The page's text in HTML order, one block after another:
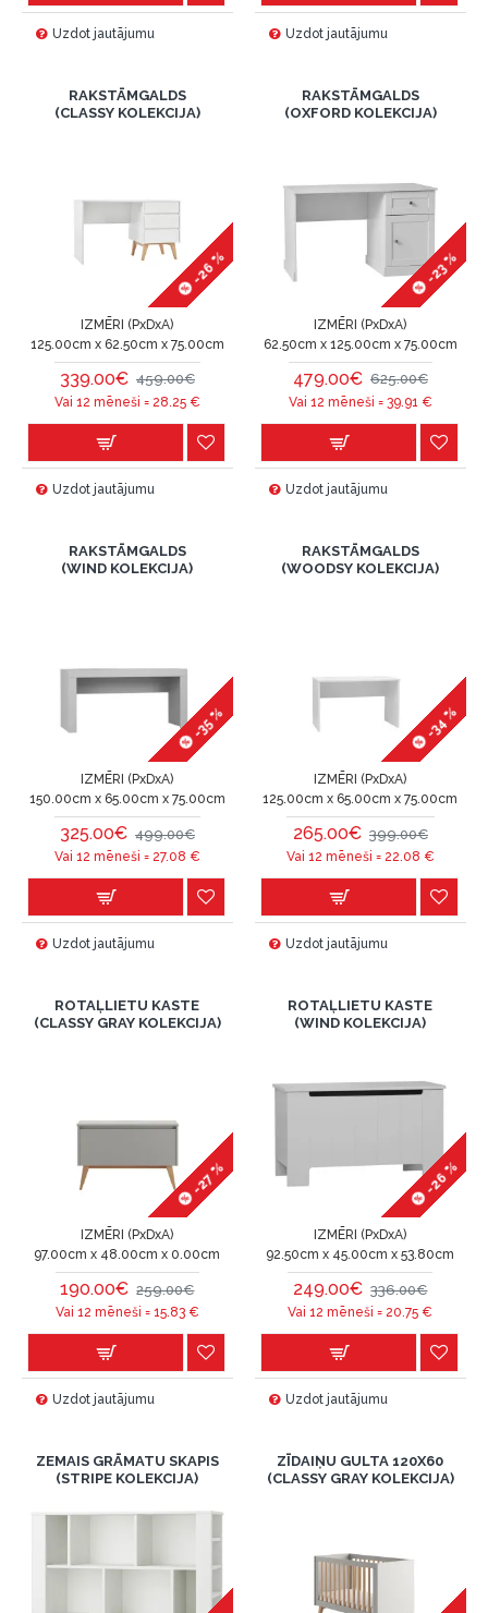
Uzdot jautājumu Uzdot jautājumu
RAKSTĀMGALDS
(CLASSY KOLEKCIJA)
-26 %
IZMĒRI (PxDxA)
125.00cm x 62.50cm x 75.00cm
339.00€ 459.00€
Vai 12 mēneši = 28.25€
Uzdot jautājumu
RAKSTĀMGALDS
(OXFORD KOLEKCIJA)
-23 %
IZMĒRI (PxDxA)
62.50cm x 125.00cm x 75.00cm
479.00€ 625.00€
Vai 12 mēneši = 39.91 €
Uzdot jautājumu
RAKSTĀMGALDS
(WIND KOLEKCIJA)
-35 %
IZMĒRI (PxDxA)
150.00cm x 65.00cm x 75.00cm
325.00€ 499.00€
Vai 12 mēneši = 27.08 €
Uzdot jautājumu
RAKSTĀMGALDS
(WOODSY KOLEKCIJA)
-34 %
IZMĒRI (PxDxA)
125.00cm x 65.00cm x 75.00cm
265.00€ 399.00€
Vai 12 mēneši = 22.08 €
Uzdot jautājumu
ROTAĻLIETU KASTE
(CLASSY GRAY KOLEKCIJA)
-27 %
IZMĒRI (PxDxA)
97.00cm x 48.00cm x 0.00cm
190.00€ 259.00€
Vai 12 mēneši = 15.83€
Uzdot jautājumu
ROTAĻLIETU KASTE
(WIND KOLEKCIJA)
-26 %
IZMĒRI (PxDxA)
92.50cm x 45.00cm x 53.80cm
249.00€ 336.00€
Vai 12 mēneši =20.75 €
Uzdot jautājumu
ZEMAIS GRĀMATU SKAPIS
(STRIPE KOLEKCIJA)
ZĪDAIŅU GULTA 120X60
(CLASSY GRAY KOLEKCIJA)